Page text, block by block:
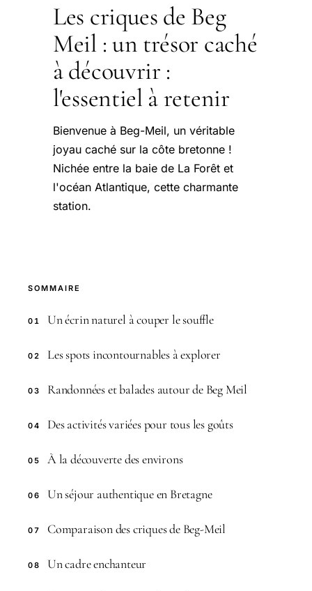
Les criques de Beg
Meil : un trésor caché
à découvrir :
l'essentiel à retenir
Bienvenue à Beg-Meil, un véritable
joyau caché sur la côte bretonne !
Nichée entre la baie de La Forêt et
l'océan Atlantique, cette charmante
station.
SOMMAIRE
01 Un écrin naturel à couper le souffle
02 Les spots incontournables à explorer
03 Randonnées et balades autour de Beg Meil
04 Des activités variées pour tous les goûts
05 À la découverte des environs
06 Un séjour authentique en Bretagne
07 Comparaison des criques de Beg-Meil
08 Un cadre enchanteur